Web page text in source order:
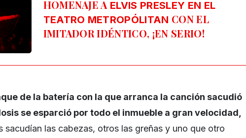
HOMENAJE AELVIS PRESLEY EN EL
TEATRO METROPÓLITAN CON EL
IMITADOR IDÉNTICO, ¡EN SERIO!
de la batería con la que arranca la canción sacudió
se esparció por todo el inmueble a gran velocidad,
sacudían las cabezas, otros las greñas y uno que otro